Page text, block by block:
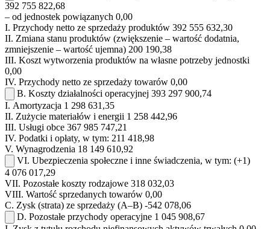
392 755 822,68
– od jednostek powiązanych 0,00
I. Przychody netto ze sprzedaży produktów 392 555 632,30
II. Zmiana stanu produktów (zwiększenie – wartość dodatnia,
zmniejszenie – wartość ujemna) 200 190,38
III. Koszt wytworzenia produktów na własne potrzeby jednostki
0,00
IV. Przychody netto ze sprzedaży towarów 0,00
B. Koszty działalności operacyjnej 393 297 900,74
I. Amortyzacja 1 298 631,35
II. Zużycie materiałów i energii 1 258 442,96
III. Usługi obce 367 985 747,21
IV. Podatki i opłaty, w tym: 211 418,98
V. Wynagrodzenia 18 149 610,92
VI. Ubezpieczenia społeczne i inne świadczenia, w tym: (+1)
4 076 017,29
VII. Pozostałe koszty rodzajowe 318 032,03
VIII. Wartość sprzedanych towarów 0,00
C. Zysk (strata) ze sprzedaży (A–B) -542 078,06
D. Pozostałe przychody operacyjne 1 045 908,67